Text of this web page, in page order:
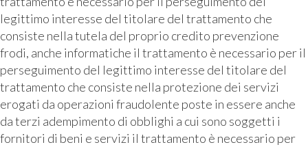
legittimo interesse del titolare del trattamento che
consiste nella tutela del proprio credito prevenzione
frodi, anche informatiche il trattamento è necessario per il
perseguimento del legittimo interesse del titolare del
trattamento che consiste nella protezione dei servizi
erogati da operazioni fraudolente poste in essere anche
da terzi adempimento di obblighi a cui sono soggetti i
fornitori di beni e servizi il trattamento è necessario per